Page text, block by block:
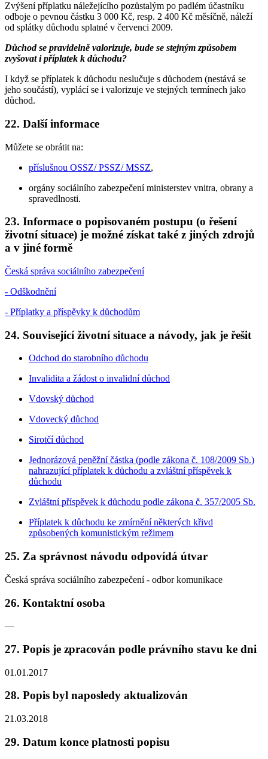
Zvýšení příplatku náležejícího pozůstalým po padlém účastníku
odboje o pevnou částku 3 000 Kč, resp. 2 400 Kč měsíčně, náleží
od splátky důchodu splatné v červenci 2009.
Důchod se pravidelně valorizuje, bude se stejným způsobem
zvyšovat i příplatek k důchodu?
I když se příplatek k důchodu neslučuje s důchodem (nestává se
jeho součástí), vyplácí se i valorizuje ve stejných termínech jako
důchod.
22. Další informace
Můžete se obrátit na:
příslušnou OSSZ/ PSSZ/ MSSZ,
orgány sociálního zabezpečení ministerstev vnitra, obrany a
spravedlnosti.
23. Informace o popisovaném postupu (o řešení
životní situace) je možné získat také z jiných zdrojů
a v jiné formě
Česká správa sociálního zabezpečení
- Odškodnění
- Příplatky a příspěvky k důchodům
24. Související životní situace a návody, jak je řešit
Odchod do starobního důchodu
Invalidita a žádost o invalidní důchod
Vdovský důchod
Vdovecký důchod
Sirotčí důchod
Jednorázová peněžní částka (podle zákona č. 108/2009 Sb.)
nahrazující příplatek k důchodu a zvláštní příspěvek k
důchodu
Zvláštní příspěvek k důchodu podle zákona č. 357/2005 Sb.
Příplatek k důchodu ke zmírnění některých křivd
způsobených komunistickým režimem
25. Za správnost návodu odpovídá útvar
Česká správa sociálního zabezpečení - odbor komunikace
26. Kontaktní osoba
—
27. Popis je zpracován podle právního stavu ke dni
01.01.2017
28. Popis byl naposledy aktualizován
21.03.2018
29. Datum konce platnosti popisu